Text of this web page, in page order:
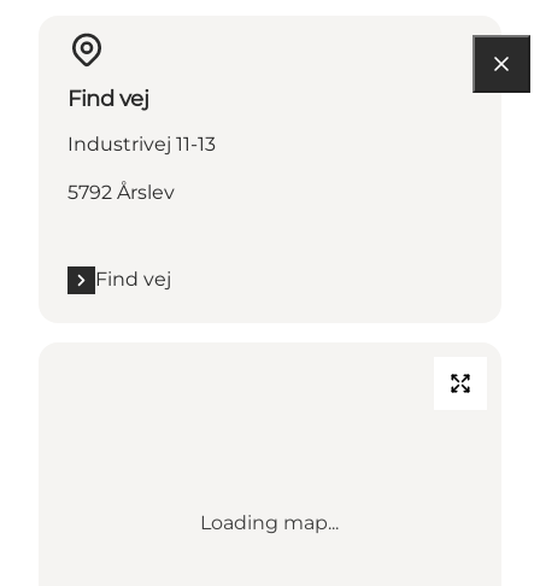
Find vej
Industrivej 11-13
5792 Årslev
Find vej
Loading map...